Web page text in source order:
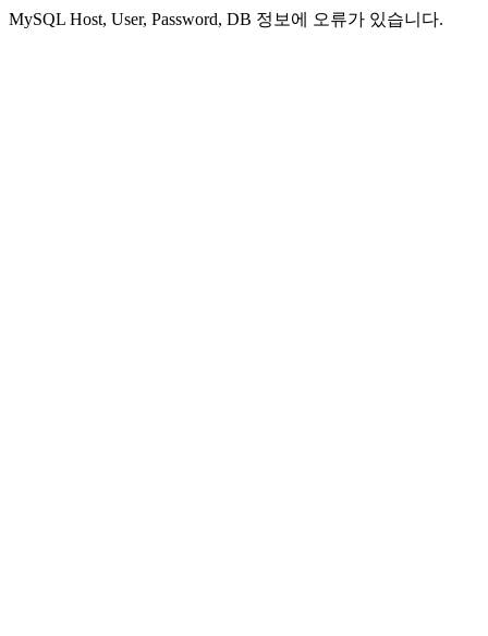
MySQL Host, User, Password, DB 정보에 오류가 있습니다.